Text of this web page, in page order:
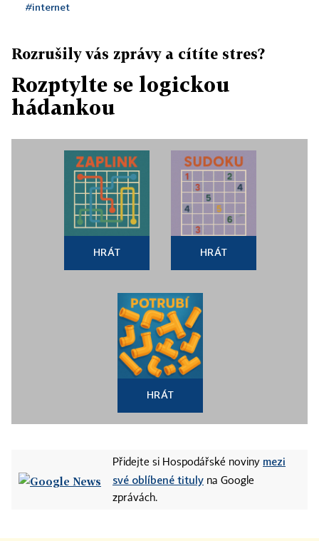
#internet
Rozrušily vás zprávy a cítíte stres?
Rozptylte se logickou
hádankou
HRÁT HRÁT
HRÁT
Přidejte si Hospodářské noviny mezi
své oblíbené tituly na Google
zprávách.